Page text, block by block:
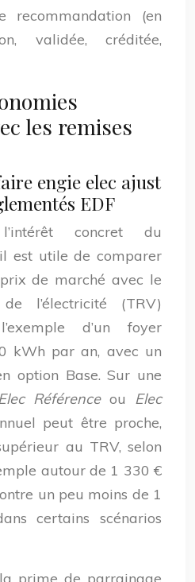
recommandation (en
validée, créditée,
les remises
engie elec ajust
EDF
concret du
est utile de comparer
de marché avec le
l’électricité (TRV)
d’un foyer
kWh par an, avec un
option Base. Sur une
Référenceou Elec
peut être proche,
au TRV, selon
autour de 1 330 €
un peu moins de 1
certains scénarios